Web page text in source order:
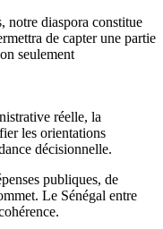
notre diaspora constitue
de capter une partie
seulement
réelle, la
les orientations
décisionnelle.
publiques, de
Le Sénégal entre